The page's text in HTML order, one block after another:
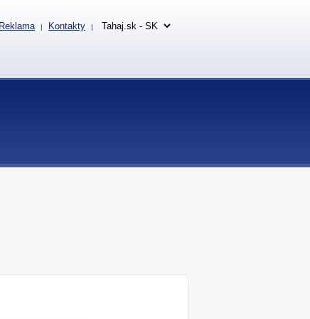
Reklama | Kontakty |